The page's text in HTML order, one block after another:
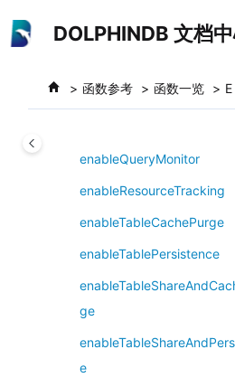
DOLPHINDB 文档
函数参考 函数一览 E
ema
enableQueryMonitor
enableResourceTracking
enableTableCachePurge
enableTablePersistence
ge
e